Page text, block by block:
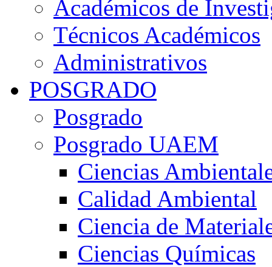
Académicos de
Técnicos Académicos
Administrativos
POSGRADO
Posgrado
Posgrado UAEM
Ciencias
Calidad Ambiental
Ciencia de
Ciencias Químicas